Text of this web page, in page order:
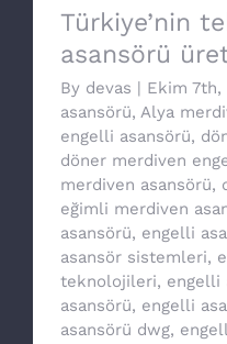
Türkiye’nin
asansörü
By devas | Ekim 7th,
asansörü, Alya
engelli asansörü,
döner merdiven
merdiven asansörü,
eğimli merdiven
asansörü, engelli
asansör sistemleri,
teknolojileri, engelli
asansörü, engelli
asansörü dwg,